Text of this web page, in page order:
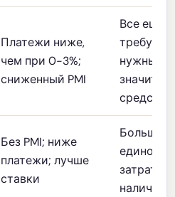
Платежи ниже,
чем при 0-3%;
сниженный PMI
Все еще
нужны
средства
Без PMI; ниже
платежи; лучше
ставки
Большие
затраты
наличных